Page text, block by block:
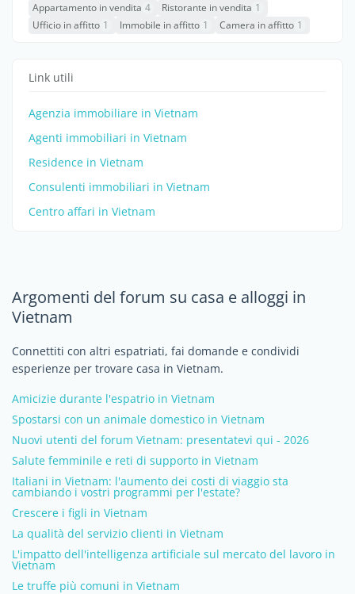
Appartamento in vendita 4 Ristorante in vendita 1
Ufficio in affitto 1 Immobile in affitto 1 Camera in affitto 1
Link utili
Agenzia immobiliare in Vietnam
Agenti immobiliari in Vietnam
Residence in Vietnam
Consulenti immobiliari in Vietnam
Centro affari in Vietnam
Argomenti del forum su casa e alloggi in
Vietnam
Connettiti con altri espatriati, fai domande e condividi
esperienze per trovare casa in Vietnam.
Amicizie durante l'espatrio in Vietnam
Spostarsi con un animale domestico in Vietnam
Nuovi utenti del forum Vietnam: presentatevi qui - 2026
Salute femminile e reti di supporto in Vietnam
Italiani in Vietnam: l'aumento dei costi di viaggio sta
cambiando i vostri programmi per l'estate?
Crescere i figli in Vietnam
La qualità del servizio clienti in Vietnam
L'impatto dell'intelligenza artificiale sul mercato del lavoro in
Vietnam
Le truffe più comuni in Vietnam